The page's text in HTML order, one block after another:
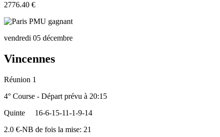
2776.40 €
vendredi 05 décembre
Vincennes
Réunion 1
4° Course - Départ prévu à 20:15
Quinte
16-6-15-11-1-9-14
2.0 €-NB de fois la mise: 21